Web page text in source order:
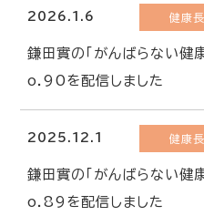
2026.1.6 健康
鎌田實の「がんばらない健
o.90を配信しました
2025.12.1 健康
鎌田實の「がんばらない健
o.89を配信しました